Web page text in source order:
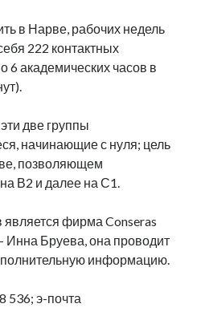
в Нарве, рабочих недель
222 контактных
6 академических часов в
две группы
начинающие с нуля; цель
позволяющем
В2 и далее на С1.
является фирма Conseras
Инна Бруева, она проводит
информацию.
536; э-почта